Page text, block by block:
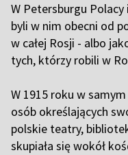
W Petersburgu
byli w nim obecni od
w całej Rosji - albo
tych, którzy robili w
W 1915 roku w
osób określających
polskie teatry,
skupiała się wokół